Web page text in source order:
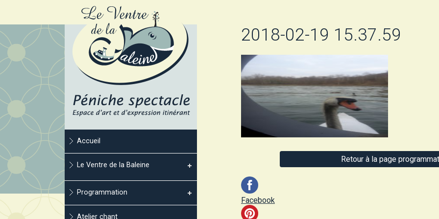
Accueil
Le Ventre de la Baleine
Programmation
Atelier chant
2018-02-19 15.37.59
Retour à la page
Facebook